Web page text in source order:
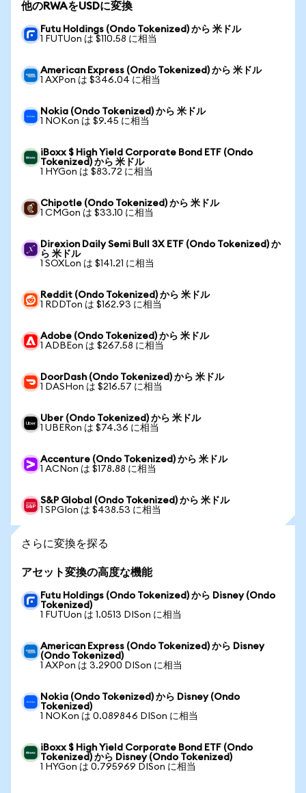
他のRWAをUSDに変換
Futu Holdings (Ondo Tokenized) から 米ドル
1 FUTUon は $110.58 に相当
American Express (Ondo Tokenized) から 米ドル
1 AXPon は $346.04 に相当
Nokia (Ondo Tokenized) から 米ドル
1 NOKon は $9.45 に相当
iBoxx $ High Yield Corporate Bond ETF (Ondo
Tokenized) から 米ドル
1 HYGon は $83.72 に相当
Chipotle (Ondo Tokenized) から 米ドル
1 CMGon は $33.10 に相当
Direxion Daily Semi Bull 3X ETF (Ondo Tokenized) か
ら 米ドル
1 SOXLon は $141.21 に相当
Reddit (Ondo Tokenized) から 米ドル
1 RDDTon は $162.93 に相当
Adobe (Ondo Tokenized) から 米ドル
1 ADBEon は $267.58 に相当
DoorDash (Ondo Tokenized) から 米ドル
1 DASHon は $216.57 に相当
Uber (Ondo Tokenized) から 米ドル
1 UBERon は $74.36 に相当
Accenture (Ondo Tokenized) から 米ドル
1 ACNon は $178.88 に相当
S&P Global (Ondo Tokenized) から 米ドル
1 SPGIon は $438.53 に相当
さらに変換を探る
アセット変換の高度な機能
Futu Holdings (Ondo Tokenized) から Disney (Ondo
Tokenized)
1 FUTUon は 1.0513 DISon に相当
American Express (Ondo Tokenized) から Disney
(Ondo Tokenized)
1 AXPon は 3.2900 DISon に相当
Nokia (Ondo Tokenized) から Disney (Ondo
Tokenized)
1 NOKon は 0.089846 DISon に相当
iBoxx $ High Yield Corporate Bond ETF (Ondo
Tokenized) から Disney (Ondo Tokenized)
1 HYGon は 0.795969 DISon に相当